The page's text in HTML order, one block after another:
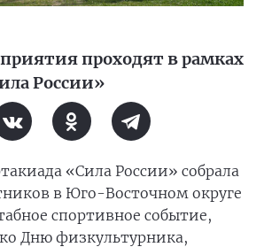
проходят в рамках
России»
«Сила России» собрала
в Юго-Восточном округе
спортивное событие,
Дню физкультурника,